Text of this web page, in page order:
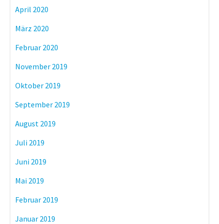
April 2020
März 2020
Februar 2020
November 2019
Oktober 2019
September 2019
August 2019
Juli 2019
Juni 2019
Mai 2019
Februar 2019
Januar 2019